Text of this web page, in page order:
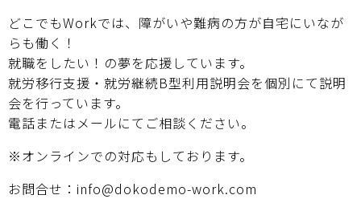
どこでもWorkでは、障がいや難病の方が自宅にいなが
らも働く！
就職をしたい！の夢を応援しています。
就労移行支援・就労継続B型利用説明会を個別にて説明
会を行っています。
電話またはメールにてご相談ください。
※オンラインでの対応もしております。
お問合せ：info@dokodemo-work.com